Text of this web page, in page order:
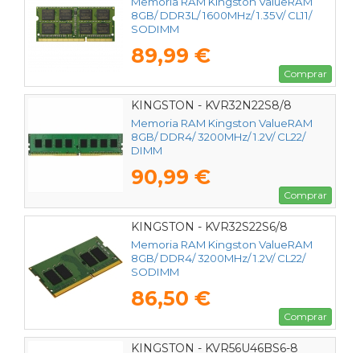
8GB/ DDR3L/ 1600MHz/ 1.35V/ CL11/
SODIMM
89,99 €
Comprar
KINGSTON - KVR32N22S8/8
Memoria RAM Kingston ValueRAM
8GB/ DDR4/ 3200MHz/ 1.2V/ CL22/
DIMM
90,99 €
Comprar
KINGSTON - KVR32S22S6/8
Memoria RAM Kingston ValueRAM
8GB/ DDR4/ 3200MHz/ 1.2V/ CL22/
SODIMM
86,50 €
Comprar
KINGSTON - KVR56U46BS6-8